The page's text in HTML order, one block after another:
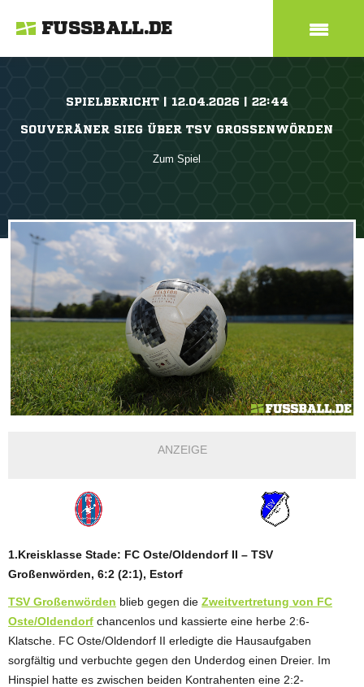
FUSSBALL.DE
SPIELBERICHT | 12.04.2026 | 22:44
SOUVERÄNER SIEG ÜBER TSV GROSSENWÖRDEN
Zum Spiel
ANZEIGE
1.Kreisklasse Stade: FC Oste/Oldendorf II – TSV
Großenwörden, 6:2 (2:1), Estorf
TSV Großenwörden blieb gegen die Zweitvertretung von FC
Oste/Oldendorf chancenlos und kassierte eine herbe 2:6-
Klatsche. FC Oste/Oldendorf II erledigte die Hausaufgaben
sorgfältig und verbuchte gegen den Underdog einen Dreier. Im
Hinspiel hatte es zwischen beiden Kontrahenten eine 2:2-